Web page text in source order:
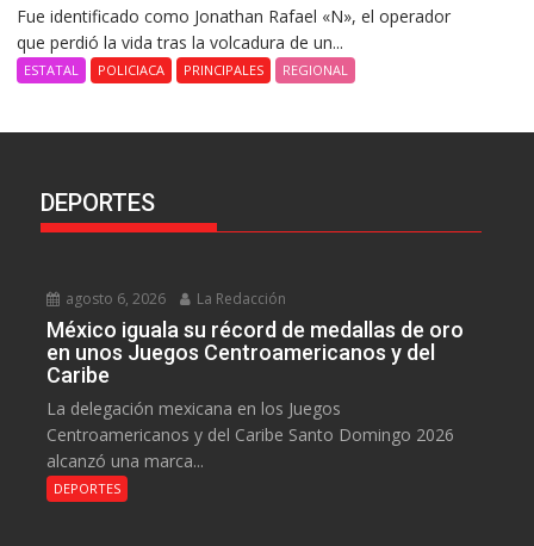
Fue identificado como Jonathan Rafael «N», el operador
que perdió la vida tras la volcadura de un...
ESTATAL POLICIACA PRINCIPALES REGIONAL
DEPORTES
agosto 6, 2026 La Redacción
México iguala su récord de medallas de oro
en unos Juegos Centroamericanos y del
Caribe
La delegación mexicana en los Juegos
Centroamericanos y del Caribe Santo Domingo 2026
alcanzó una marca...
DEPORTES